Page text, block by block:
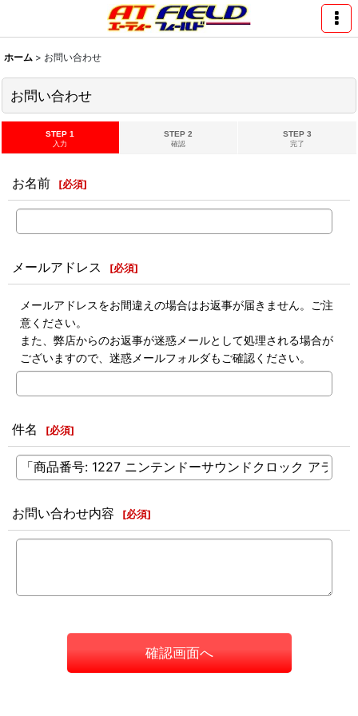
ホーム > お問い合わせ
お問い合わせ
STEP 1
入力
STEP 2
確認
STEP 3
完了
お名前 [必須]
メールアドレス [必須]
メールアドレスをお間違えの場合はお返事が届きません。ご注
意ください。
また、弊店からのお返事が迷惑メールとして処理される場合が
ございますので、迷惑メールフォルダもご確認ください。
件名 [必須]
お問い合わせ内容 [必須]
確認画面へ